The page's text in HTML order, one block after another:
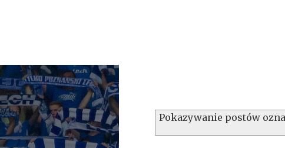
Pokazywanie postów